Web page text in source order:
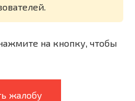
на кнопку, чтобы
жалобу